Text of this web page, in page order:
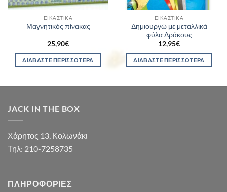
ΕΙΚΑΣΤΙΚΆ
Μαγνητικός πίνακας
25,90€
ΔΙΑΒΆΣΤΕ ΠΕΡΙΣΣΌΤΕΡΑ
ΕΙΚΑΣΤΙΚΆ
Δημιουργώ με μεταλλικά
φύλα Δράκους
12,95€
ΔΙΑΒΆΣΤΕ ΠΕΡΙΣΣΌΤΕΡΑ
JACK IN THE BOX
Χάρητος 13, Κολωνάκι
Τηλ: 210-7258735
ΠΛΗΡΟΦΟΡΊΕΣ